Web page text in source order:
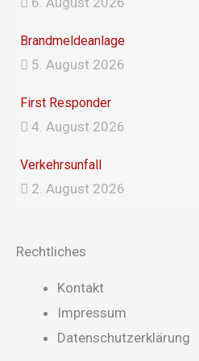
Brandmeldeanlage
5. August 2026
First Responder
4. August 2026
Verkehrsunfall
2. August 2026
Rechtliches
Main
Menu
Kontakt
Impressum
Datenschutzerklärung